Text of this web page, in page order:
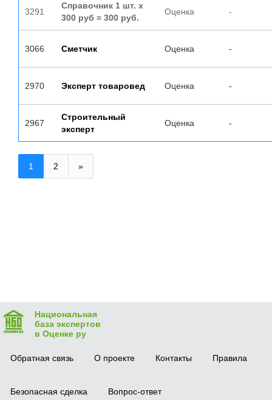
3291
Справочник 1 шт. х
300 руб = 300 руб.
Оценка -
3066 Сметчик Оценка -
2970 Эксперт товаровед Оценка -
2967
Строительный
эксперт
Оценка -
1 2 »
Национальная
база экспертов
в Оценке ру
Обратная связь О проекте Контакты Правила
Безопасная сделка Вопрос-ответ